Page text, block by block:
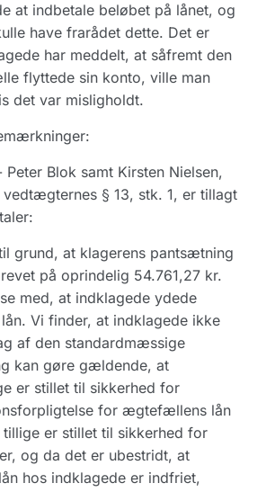
at indbetale beløbet på lånet, og
have frarådet dette. Det er
har meddelt, at såfremt den
flyttede sin konto, ville man
det var misligholdt.
Blok samt Kirsten Nielsen,
§ 13, stk. 1, er tillagt
grund, at klagerens pantsætning
på oprindelig 54.761,27 kr.
med, at indklagede ydede
Vi finder, at indklagede ikke
af den standardmæssige
kan gøre gældende, at
er stillet til sikkerhed for
for ægtefællens lån
er stillet til sikkerhed for
og da det er ubestridt, at
hos indklagede er indfriet,